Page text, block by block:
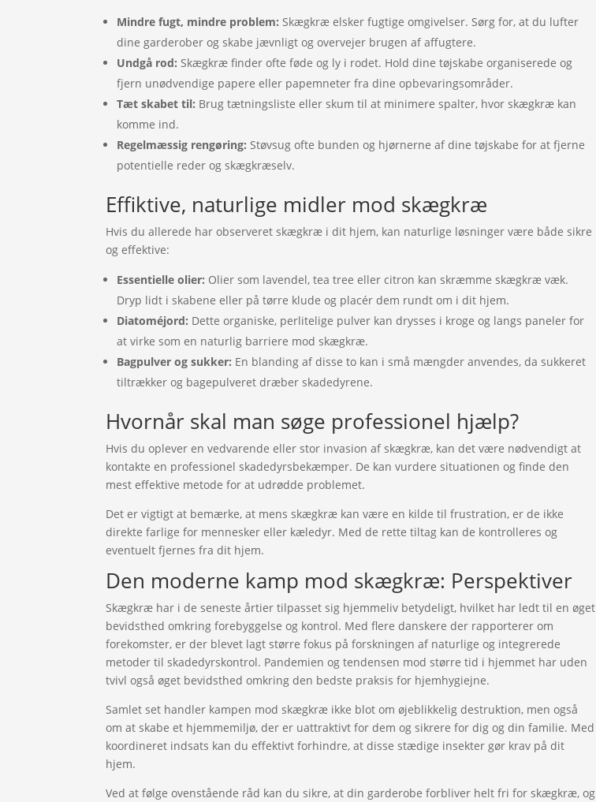
Mindre fugt, mindre problem: Skægkræ elsker fugtige omgivelser. Sørg for, at du lufter
dine garderober og skabe jævnligt og overvejer brugen af affugtere.
Undgå rod: Skægkræ finder ofte føde og ly i rodet. Hold dine tøjskabe organiserede og
fjern unødvendige papere eller papemneter fra dine opbevaringsområder.
Tæt skabet til: Brug tætningsliste eller skum til at minimere spalter, hvor skægkræ kan
komme ind.
Regelmæssig rengøring: Støvsug ofte bunden og hjørnerne af dine tøjskabe for at fjerne
potentielle reder og skægkræselv.
Effiktive, naturlige midler mod skægkræ
Hvis du allerede har observeret skægkræ i dit hjem, kan naturlige løsninger være både sikre
og effektive:
Essentielle olier: Olier som lavendel, tea tree eller citron kan skræmme skægkræ væk.
Dryp lidt i skabene eller på tørre klude og placér dem rundt om i dit hjem.
Diatoméjord: Dette organiske, perlitelige pulver kan drysses i kroge og langs paneler for
at virke som en naturlig barriere mod skægkræ.
Bagpulver og sukker: En blanding af disse to kan i små mængder anvendes, da sukkeret
tiltrækker og bagepulveret dræber skadedyrene.
Hvornår skal man søge professionel hjælp?
Hvis du oplever en vedvarende eller stor invasion af skægkræ, kan det være nødvendigt at
kontakte en professionel skadedyrsbekæmper. De kan vurdere situationen og finde den
mest effektive metode for at udrødde problemet.
Det er vigtigt at bemærke, at mens skægkræ kan være en kilde til frustration, er de ikke
direkte farlige for mennesker eller kæledyr. Med de rette tiltag kan de kontrolleres og
eventuelt fjernes fra dit hjem.
Den moderne kamp mod skægkræ: Perspektiver
Skægkræ har i de seneste årtier tilpasset sig hjemmeliv betydeligt, hvilket har ledt til en øget
bevidsthed omkring forebyggelse og kontrol. Med flere danskere der rapporterer om
forekomster, er der blevet lagt større fokus på forskningen af naturlige og integrerede
metoder til skadedyrskontrol. Pandemien og tendensen mod større tid i hjemmet har uden
tvivl også øget bevidsthed omkring den bedste praksis for hjemhygiejne.
Samlet set handler kampen mod skægkræ ikke blot om øjeblikkelig destruktion, men også
om at skabe et hjemmemiljø, der er uattraktivt for dem og sikrere for dig og din familie. Med
koordineret indsats kan du effektivt forhindre, at disse stædige insekter gør krav på dit
hjem.
Ved at følge ovenstående råd kan du sikre, at din garderobe forbliver helt fri for skægkræ, og